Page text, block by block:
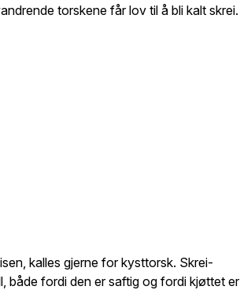
torskene får lov til å bli kalt skrei.
kalles gjerne for kysttorsk. Skrei-
både fordi den er saftig og fordi kjøttet er